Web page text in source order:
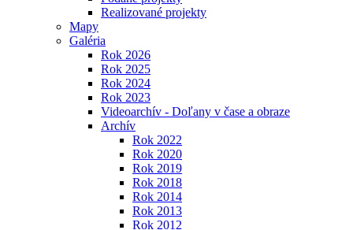
Realizované projekty
Mapy
Galéria
Rok 2026
Rok 2025
Rok 2024
Rok 2023
Videoarchív - Doľany v čase a obraze
Archív
Rok 2022
Rok 2020
Rok 2019
Rok 2018
Rok 2014
Rok 2013
Rok 2012